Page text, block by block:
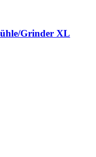
Grinder XL